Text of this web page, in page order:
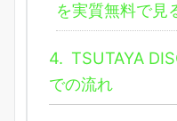
を実質無料で見
4. TSUTAYA
での流れ